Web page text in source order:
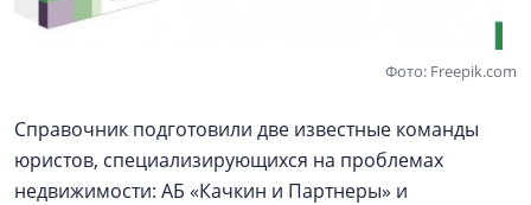
Фото: Freepik.com
Справочник подготовили две известные команды
юристов, специализирующихся на проблемах
недвижимости: АБ «Качкин и Партнеры» и